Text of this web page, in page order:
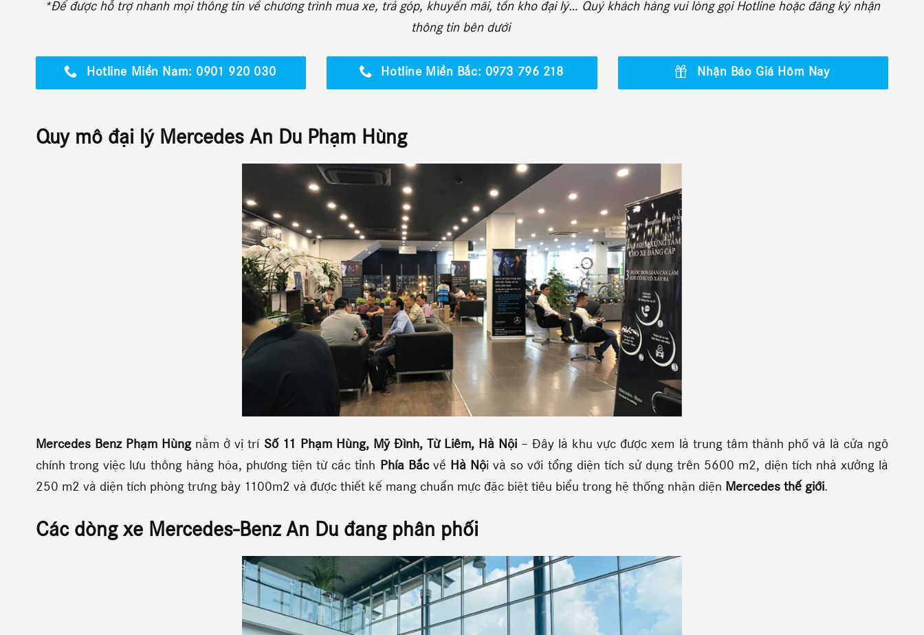
*Để được hỗ trợ nhanh mọi thông tin về chương trình mua xe, trả góp, khuyến mãi, tồn kho đại lý… Quý khách hàng vui lòng gọi Hotline hoặc đăng ký nhận
thông tin bên dưới
Hotline Miền Nam: 0901 920 030 Hotline Miền Bắc: 0973 796 218 Nhận Báo Giá Hôm Nay
Quy mô đại lý Mercedes An Du Phạm Hùng
Mercedes Benz Phạm Hùng nằm ở vị trí Số 11 Phạm Hùng, Mỹ Đình, Từ Liêm, Hà Nội – Đây là khu vực được xem là trung tâm thành phố và là cửa ngõ
chính trong việc lưu thông hàng hóa, phương tiện từ các tỉnh
Phía Bắcvề Hà Nội và so với tổng diện tích sử dụng trên 5600 m2, diện tích nhà xưởng là
250 m2 và diện tích phòng trưng bày 1100m2 và được thiết kế mang chuẩn mực đặc biệt tiêu biểu trong hệ thống nhận diện Mercedes thế giới.
Các dòng xe Mercedes-Benz An Du đang phân phối